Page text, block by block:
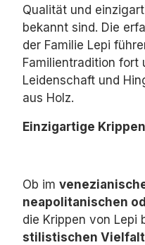
Qualität und
bekannt sind. Die
der Familie Lepi
Familientradition fort
Leidenschaft und
aus Holz.
Einzigartige
Ob im
neapolitanischen
die Krippen von Lepi
stilistischen Vielfalt